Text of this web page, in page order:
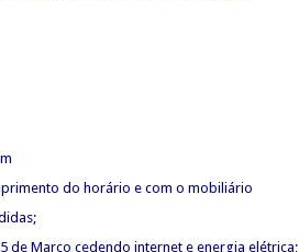
do horário e com o mobiliário
de Março cedendo internet e energia elétrica;